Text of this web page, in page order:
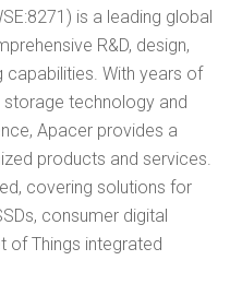
is a leading global
R&D, design,
capabilities. With years of
technology and
Apacer provides a
products and services.
covering solutions for
consumer digital
of Things integrated